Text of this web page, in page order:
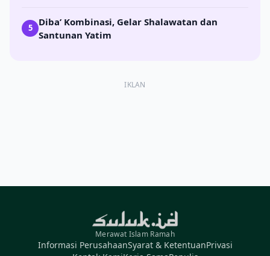
5
Diba’ Kombinasi, Gelar Shalawatan dan
Santunan Yatim
IKLAN
Merawat Islam Ramah
Informasi PerusahaanSyarat & KetentuanPrivasi